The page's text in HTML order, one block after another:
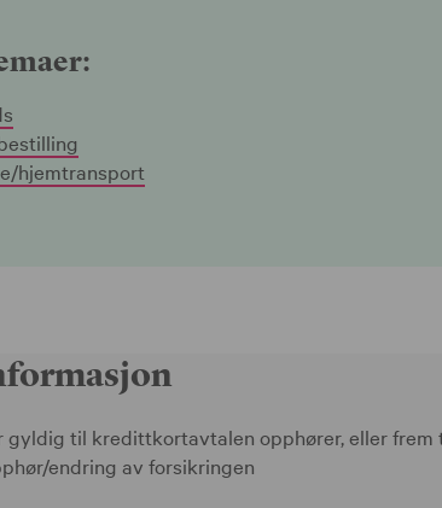
hjemtransport
gyldig til kredittkortavtalen opphører, eller frem
endring av forsikringen